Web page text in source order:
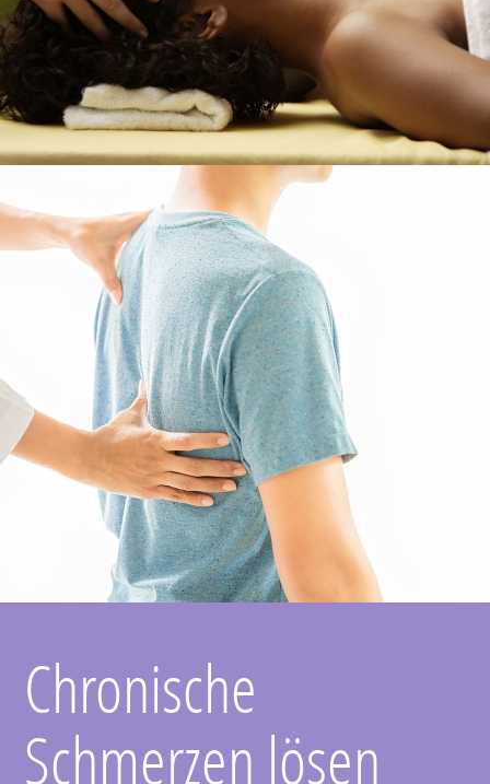
Chronische
Schmerzen lösen